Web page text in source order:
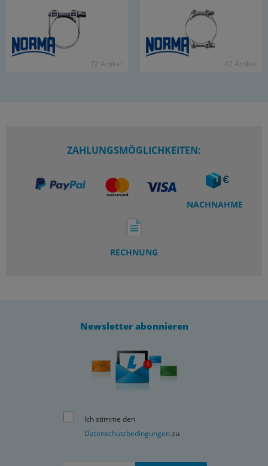
72 Ar­ti­kel 42 Ar­ti­kel
ZAHLUNGSMÖGLICHKEITEN:
NACHNAHME
RECHNUNG
Newsletter abonnieren
Ich stimme den
Datenschutzbedingungenzu